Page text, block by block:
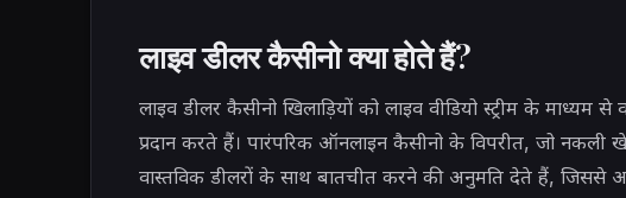
लाइव डीलर कैसीनो क्या होते हैं?
लाइव डीलर कैसीनो खिलाड़ियों को लाइव वीडियो स्ट्रीम के
प्रदान करते हैं। पारंपरिक ऑनलाइन कैसीनो के विपरीत, जो नकली
वास्तविक डीलरों के साथ बातचीत करने की अनुमति देते हैं, जिससे